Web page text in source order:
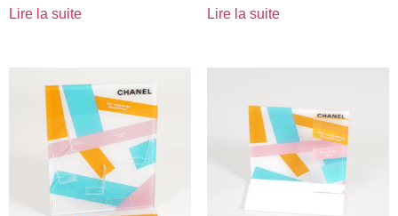
Lire la suite Lire la suite